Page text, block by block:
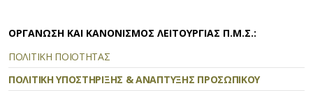
ΟΡΓΑΝΩΣΗ ΚΑΙ ΚΑΝΟΝΙΣΜΟΣ ΛΕΙΤΟΥΡΓΙΑΣ Π.Μ.Σ.:
ΠΟΛΙΤΙΚΗ ΠΟΙΟΤΗΤΑΣ
ΠΟΛΙΤΙΚΗ ΥΠΟΣΤΗΡΙΞΗΣ & ΑΝΑΠΤΥΞΗΣ ΠΡΟΣΩΠΙΚΟΥ